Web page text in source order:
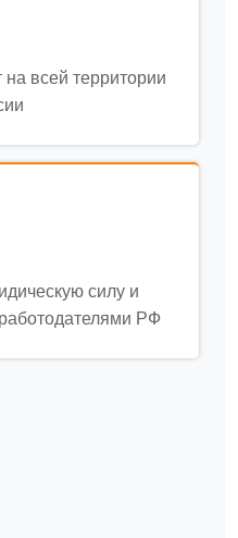
всей территории
силу и
РФ